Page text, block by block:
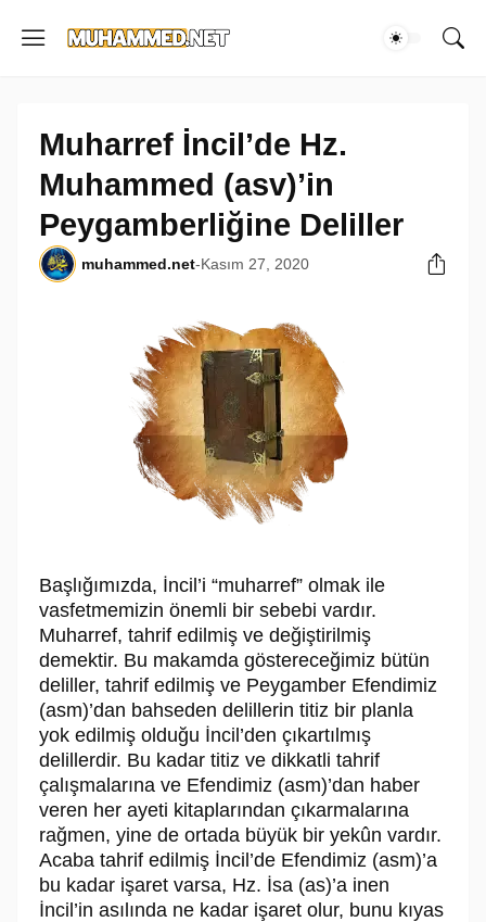
Muharref İncil’de Hz.
Muhammed (asv)’in
Peygamberliğine Deliller
muhammed.net-Kasım 27, 2020
Başlığımızda, İncil’i “muharref” olmak ile
vasfetmemizin önemli bir sebebi vardır.
Muharref, tahrif edilmiş ve değiştirilmiş
demektir. Bu makamda göstereceğimiz bütün
deliller, tahrif edilmiş ve Peygamber Efendimiz
(asm)’dan bahseden delillerin titiz bir planla
yok edilmiş olduğu İncil’den çıkartılmış
delillerdir. Bu kadar titiz ve dikkatli tahrif
çalışmalarına ve Efendimiz (asm)’dan haber
veren her ayeti kitaplarından çıkarmalarına
rağmen, yine de ortada büyük bir yekûn vardır.
Acaba tahrif edilmiş İncil’de Efendimiz (asm)’a
bu kadar işaret varsa, Hz. İsa (as)’a inen
İncil’in asılında ne kadar işaret olur, bunu kıyas